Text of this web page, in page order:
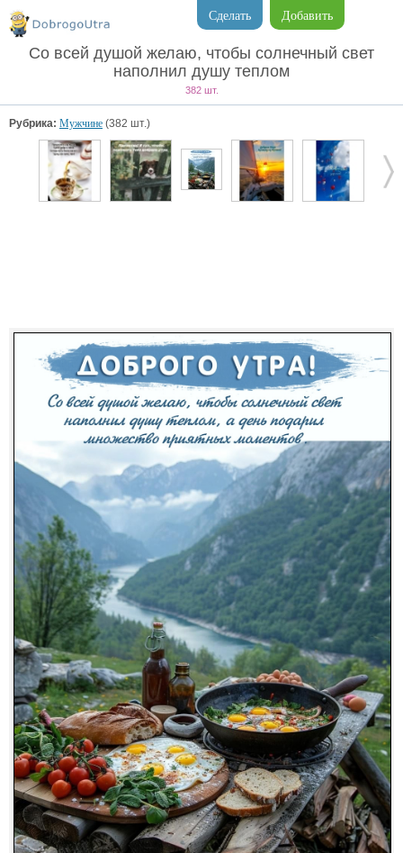
Добавить
Сделать
Со всей душой желаю, чтобы солнечный свет
наполнил душу теплом
382 шт.
Рубрика: Мужчине (382 шт.)